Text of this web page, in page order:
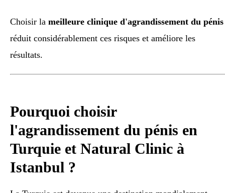
Choisir la meilleure clinique d'agrandissement du pénis
réduit considérablement ces risques et améliore les
résultats.
Pourquoi choisir
l'agrandissement du pénis en
Turquie et Natural Clinic à
Istanbul ?